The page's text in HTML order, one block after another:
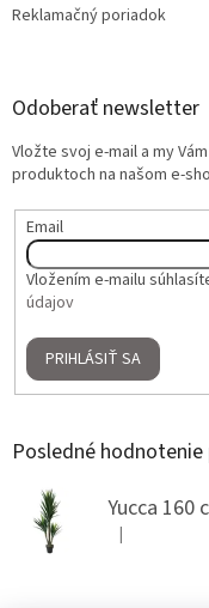
Reklamačný poriadok
Odoberať newsletter
Vložte svoj e-mail a my
produktoch na našom e-
Email
Vložením e-mailu
údajov
PRIHLÁSIŤ SA
Posledné
Yucca 160
Hodnotenie
|